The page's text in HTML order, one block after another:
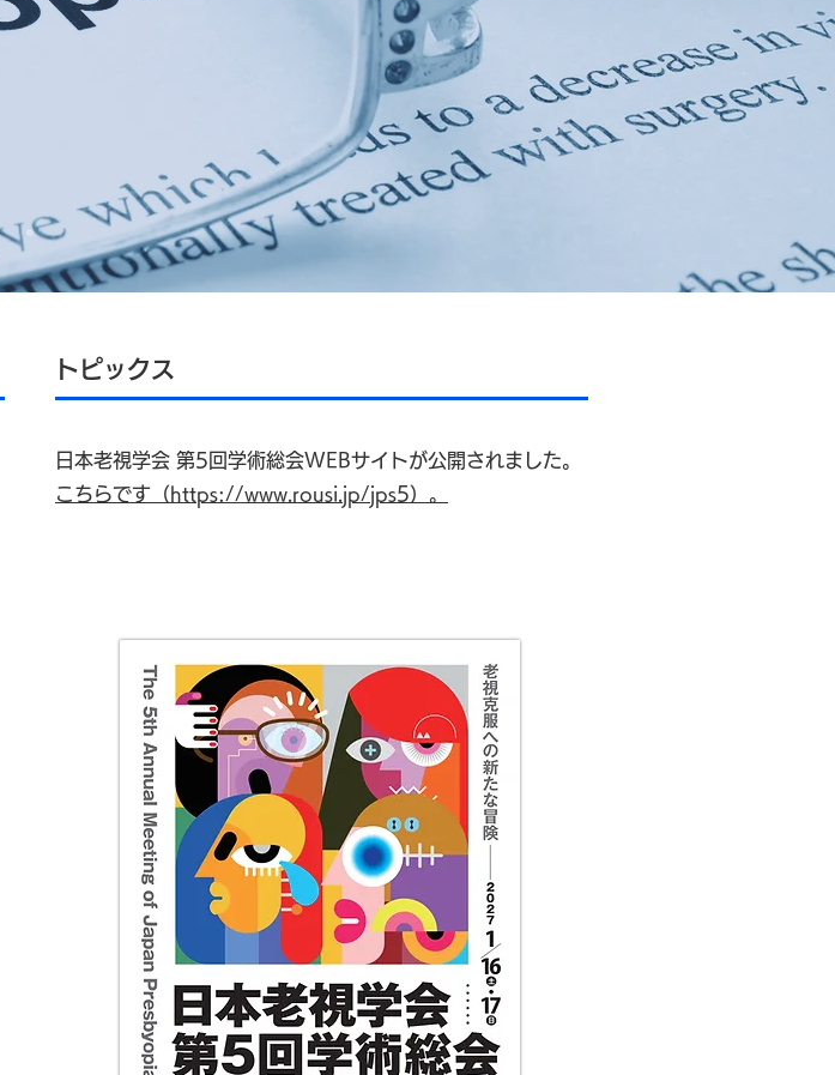
トピックス
日本老視学会 第5回学術総会WEBサイトが公開されました。
こちらです（https://www.rousi.jp/jps5）。